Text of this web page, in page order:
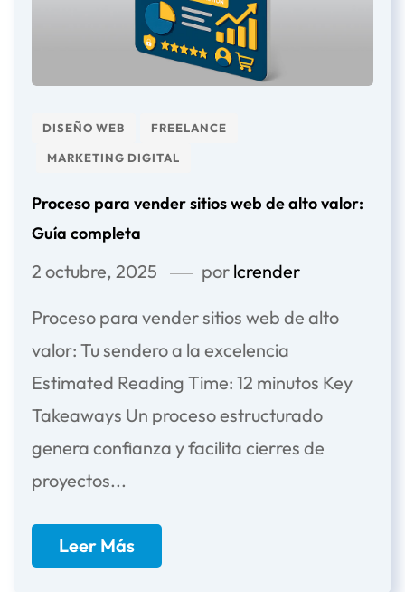
DISEÑO WEB FREELANCE
MARKETING DIGITAL
Proceso para vender sitios web de alto valor:
Guía completa
2 octubre, 2025 por lcrender
Proceso para vender sitios web de alto
valor: Tu sendero a la excelencia
Estimated Reading Time: 12 minutos Key
Takeaways Un proceso estructurado
genera confianza y facilita cierres de
proyectos...
Leer Más